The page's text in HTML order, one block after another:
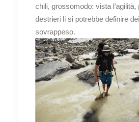
chili, grossomodo: vista l’agilità,
destrieri li si potrebbe definire
sovrappeso.